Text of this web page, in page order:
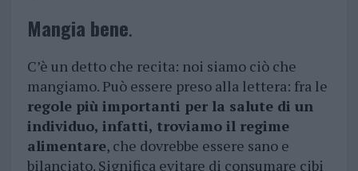
Mangia bene.
C’è un detto che recita: noi siamo ciò che
mangiamo. Può essere preso alla lettera: fra le
regole più importanti per la salute di un
individuo, infatti, troviamo il regime
alimentare, che dovrebbe essere sano e
bilanciato. Significa evitare di consumare cibi